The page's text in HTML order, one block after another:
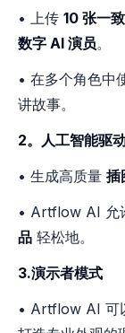
• 上传 10 张一
数字 AI 演员。
• 在多个角色中
讲故事。
2。人工智能驱
• 生成高质量 插
• Artflow AI 允
品 轻松地。
3.演示者模式
• Artflow AI 可